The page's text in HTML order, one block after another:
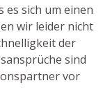
sich um einen
wir leider nicht
der
sind
vor